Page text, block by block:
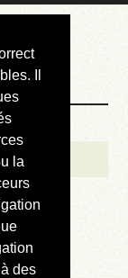
Il
la
des